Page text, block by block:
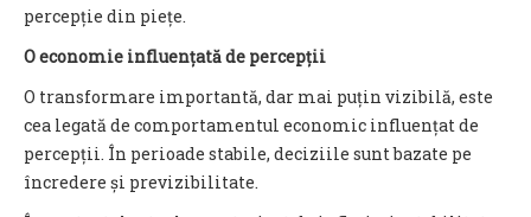
percepție din piețe.
O economie influențată de percepții
O transformare importantă, dar mai puțin vizibilă, este
cea legată de comportamentul economic influențat de
percepții. În perioade stabile, deciziile sunt bazate pe
încredere și previzibilitate.